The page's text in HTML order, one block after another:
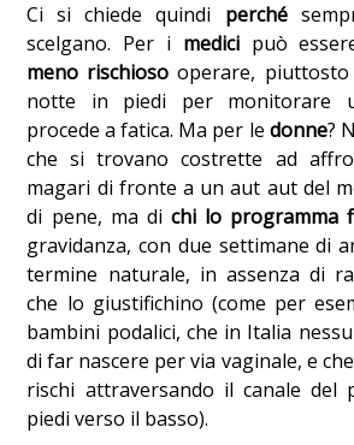
Ci si chiede quindi perché
scelgano. Per i medicipuò
meno rischioso operare, piuttosto
notte in piedi per monitorare
procede a fatica. Ma per le donne?
che si trovano costrette ad
magari di fronte a un aut aut del
di pene, ma di chi lo programma
gravidanza, con due settimane di
termine naturale, in assenza di
che lo giustifichino (come per
bambini podalici, che in Italia
di far nascere per via vaginale, e
rischi attraversando il canale
piedi verso il basso).